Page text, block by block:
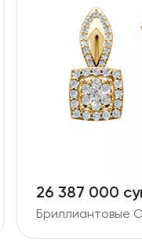
26 387 000
Бриллиантовые